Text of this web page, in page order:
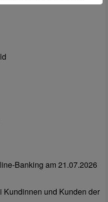
Banking am 21.07.2026
Kundinnen und Kunden der